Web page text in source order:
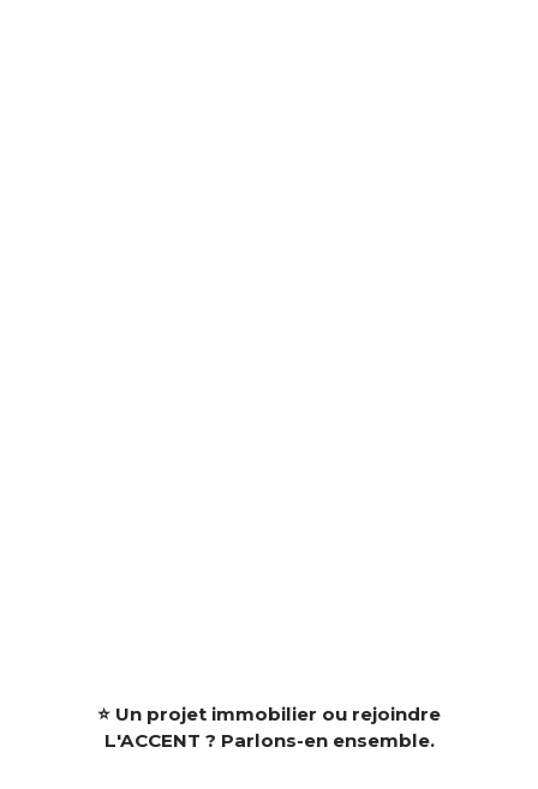
⭐ Un projet immobilier ou rejoindre
L'ACCENT ? Parlons-en ensemble.